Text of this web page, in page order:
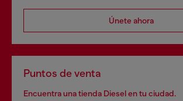
Únete ahora
Puntos de venta
Encuentra una tienda Diesel en tu ciudad.